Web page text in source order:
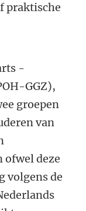
praktische
-
GGZ),
groepen
van
ofwel deze
volgens de